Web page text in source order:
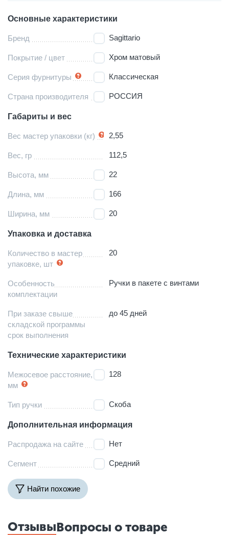
Основные характеристики
Бренд Sagittario
Покрытие / цвет Хром матовый
Серия фурнитуры Классическая
Страна производителя РОССИЯ
Габариты и вес
Вес мастер упаковки (кг) 2,55
Вес, гр 112,5
Высота, мм 22
Длина, мм 166
Ширина, мм 20
Упаковка и доставка
Количество в мастер
упаковке, шт
20
Особенность
комплектации
Ручки в пакете с винтами
При заказе свыше
складской программы
срок выполнения
до 45 дней
Технические характеристики
Межосевое расстояние,
мм
128
Тип ручки Скоба
Дополнительная информация
Распродажа на сайте Нет
Сегмент Средний
Найти похожие
ОтзывыВопросы о товаре